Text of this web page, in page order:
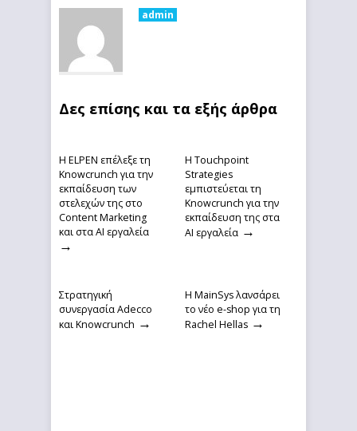
admin
Δες επίσης και τα εξής άρθρα
Η ELPEN επέλεξε τη
Knowcrunch για την
εκπαίδευση των
στελεχών της στο
Content Marketing
και στα AI εργαλεία
→
Η Touchpoint
Strategies
εμπιστεύεται τη
Knowcrunch για την
εκπαίδευση της στα
ΑΙ εργαλεία →
Στρατηγική
συνεργασία Adecco
και Knowcrunch →
Η MainSys λανσάρει
το νέο e-shop για τη
Rachel Hellas →